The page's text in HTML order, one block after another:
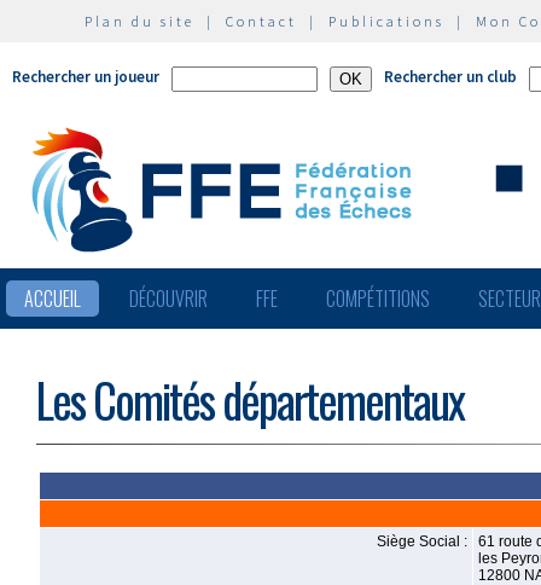
Plan du site | Contact | Publications | Mon
Rechercher un joueur Rechercher un club
ACCUEIL DÉCOUVRIR FFE COMPÉTITIONS
Les Comités départementaux
Siège Social :
61 route
les
12800